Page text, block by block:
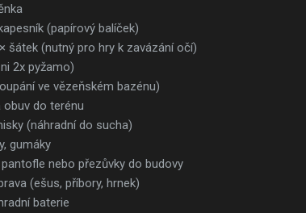
(papírový balíček)
šátek (nutný pro hry k zavázání očí)
2x pyžamo)
ve vězeňském bazénu)
obuv do terénu
(náhradní do sucha)
gumáky
nebo přezůvky do budovy
(ešus, příbory, hrnek)
baterie